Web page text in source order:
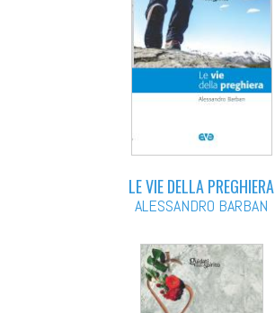
LE VIE DELLA PREGHIERA
ALESSANDRO BARBAN